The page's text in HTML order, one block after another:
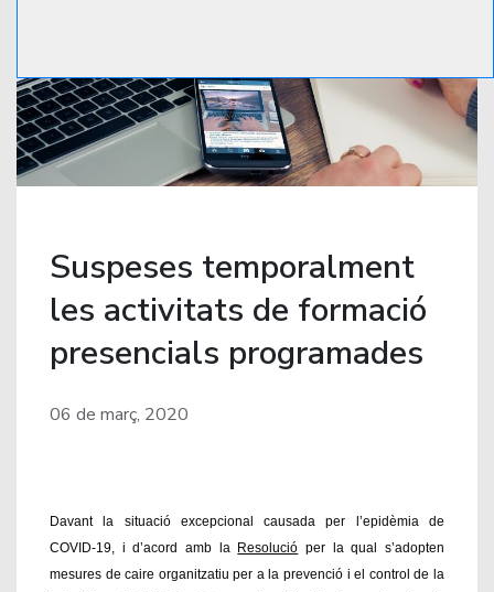
Suspeses temporalment
les activitats de formació
presencials programades
06 de març, 2020
Davant la situació excepcional causada per l’epidèmia de
COVID-19, i d’acord amb la Resolució per la qual s’adopten
mesures de caire organitzatiu per a la prevenció i el control de la